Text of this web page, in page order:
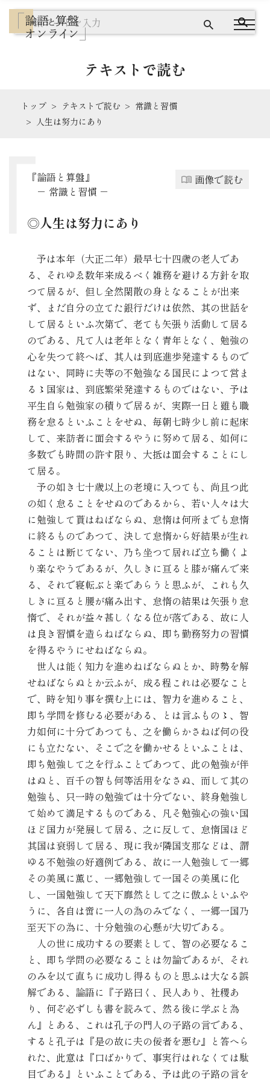
『論語と算盤』とは
画像で読む
ワードクラウドで探す
出典を読む
TEI/XML公開
オンライン凡例
このサイトについて
サイトマップ
テキストで読む
トップ テキストで読む
常識と習慣
人生は努力にあり
『論語と算盤』
－ 常識と習慣 －
画像で読む
◎人生は努力にあり
予は本年（大正二年）最早七十四歳の老人であ
る、それゆゑ数年来成るべく雑務を避ける方針を取
つて居るが、但し全然閑散の身となることが出来
ず、まだ自分の立てた銀行だけは依然、其の世話を
して居るといふ次第で、老ても矢張り活動して居る
のである、凡て人は老年となく青年となく、勉強の
心を失つて終へば、其人は到底進歩発達するもので
はない、同時に夫等の不勉強なる国民によつて営ま
る〻国家は、到底繁栄発達するものではない、予は
平生自ら勉強家の積りで居るが、実際一日と雖も職
務を怠るといふことをせぬ、毎朝七時少し前に起床
して、来訪者に面会するやうに努めて居る、如何に
多数でも時間の許す限り、大抵は面会することにし
て居る。
予の如き七十歳以上の老境に入つても、尚且つ此
の如く怠ることをせぬのであるから、若い人々は大
に勉強して貰はねばならぬ、怠惰は何所までも怠惰
に終るものであつて、決して怠惰から好結果が生れ
ることは断じてない、乃ち坐つて居れば立ち働くよ
り楽なやうであるが、久しきに亘ると膝が痛んで来
る、それで寝転ぶと楽であらうと思ふが、これも久
しきに亘ると腰が痛み出す、怠惰の結果は矢張り怠
惰で、それが益々甚しくなる位が落である、故に人
は良き習慣を造らねばならぬ、即ち勤務努力の習慣
を得るやうにせねばならぬ。
世人は能く知力を進めねばならぬとか、時勢を解
せねばならぬとか云ふが、成る程これは必要なこと
で、時を知り事を撰む上には、智力を進めること、
即ち学問を修むる必要がある、とは言ふもの〻、智
力如何に十分であつても、之を働らかさねば何の役
にも立たない、そこで之を働かせるといふことは、
即ち勉強して之を行ふことであつて、此の勉強が伴
はぬと、百千の智も何等活用をなさぬ、而して其の
勉強も、只一時の勉強では十分でない、終身勉強し
て始めて満足するものである、凡そ勉強心の強い国
ほど国力が発展して居る、之に反して、怠惰国ほど
其国は衰弱して居る、現に我が隣国支那などは、謂
ゆる不勉強の好適例である、故に一人勉強して一郷
その美風に薫じ、一郷勉強して一国その美風に化
し、一国勉強して天下靡然として之に倣ふといふや
うに、各自は啻に一人の為のみでなく、一郷一国乃
至天下の為に、十分勉強の心懸が大切である。
人の世に成功するの要素として、智の必要なるこ
と、即ち学問の必要なることは勿論であるが、それ
のみを以て直ちに成功し得るものと思ふは大なる誤
解である、論語に『子路曰く、民人あり、社稷あ
り、何ぞ必ずしも書を読みて、然る後に学ぶと為
ん』とある、これは孔子の門人の子路の言である、
すると孔子は『是の故に夫の佞者を悪む』と答へら
れた、此意は『口ばかりで、事実行はれなくては駄
目である』といふことである、予は此の子路の言を